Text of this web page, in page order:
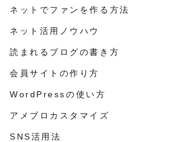
ネットでファンを作る方法
ネット活用ノウハウ
読まれるブログの書き方
会員サイトの作り方
WordPressの使い方
アメブロカスタマイズ
SNS活用法